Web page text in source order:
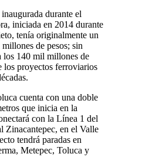
durante el
iniciada en 2014 durante
tenía originalmente un
de pesos; sin
los 140 mil millones de
los proyectos ferroviarios
cuenta con una doble
que inicia en la
con la Línea 1 del
Zinacantepec, en el Valle
tendrá paradas en
Metepec, Toluca y